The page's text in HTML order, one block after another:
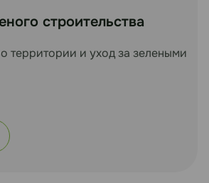
строительства
территории и уход за зелеными